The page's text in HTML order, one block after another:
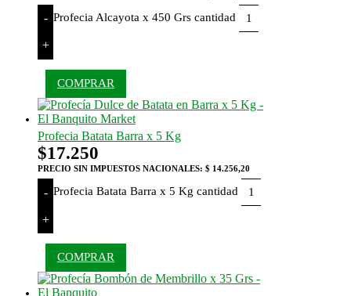
- Profecia Alcayota x 450 Grs cantidad
+
COMPRAR
Profecia Batata Barra x 5 Kg
$17.250
PRECIO SIN IMPUESTOS NACIONALES: $ 14.256,20
- Profecia Batata Barra x 5 Kg cantidad
+
COMPRAR